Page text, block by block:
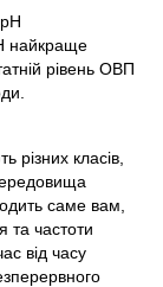
найкраще
рівень ОВП
класів,
саме вам,
та частоти
від часу